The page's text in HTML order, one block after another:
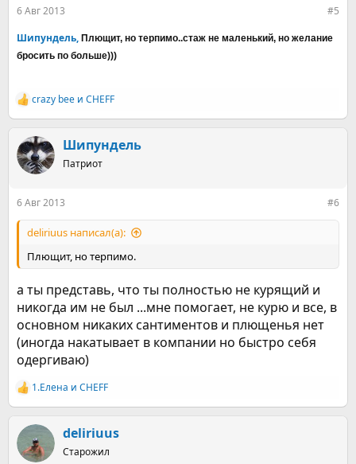
6 Авг 2013
#5
Шипундель, Плющит, но терпимо..стаж не маленький, но желание
бросить по больше)))
Р
е
к
ц
и
crazy bee и CHEFF
Шипундель
Патриот
6 Авг 2013 #6
deliriuus написал(а):
Плющит, но терпимо.
а ты представь, что ты полностью не курящий и
никогда им не был ...мне помогает, не курю и все, в
основном никаких сантиментов и плющенья нет
(иногда накатывает в компании но быстро себя
одергиваю)
Р
е
к
ц
и
1.Елена и CHEFF
deliriuus
Старожил